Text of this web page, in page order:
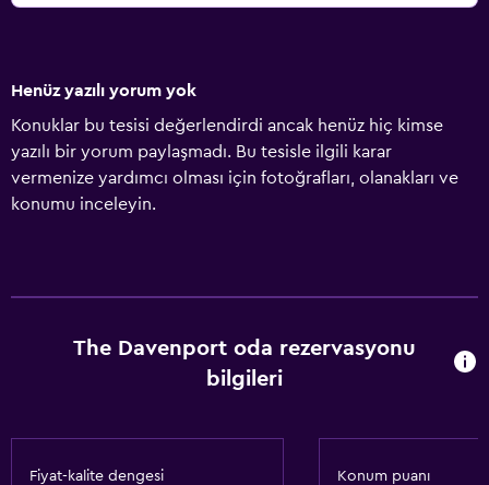
Henüz yazılı yorum yok
Konuklar bu tesisi değerlendirdi ancak henüz hiç kimse
yazılı bir yorum paylaşmadı. Bu tesisle ilgili karar
vermenize yardımcı olması için fotoğrafları, olanakları ve
konumu inceleyin.
The Davenport oda rezervasyonu
bilgileri
Fiyat-kalite dengesi Konum puanı